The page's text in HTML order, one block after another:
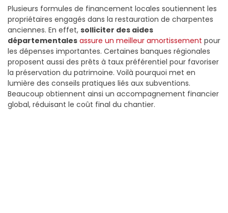
Plusieurs formules de financement locales soutiennent les
propriétaires engagés dans la restauration de charpentes
anciennes. En effet, solliciter des aides
départementales assure un meilleur amortissement pour
les dépenses importantes. Certaines banques régionales
proposent aussi des prêts à taux préférentiel pour favoriser
la préservation du patrimoine. Voilà pourquoi met en
lumière des conseils pratiques liés aux subventions.
Beaucoup obtiennent ainsi un accompagnement financier
global, réduisant le coût final du chantier.